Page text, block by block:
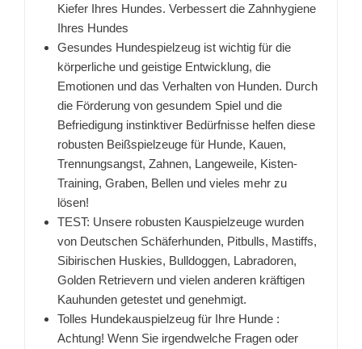
Kiefer Ihres Hundes. Verbessert die Zahnhygiene
Ihres Hundes
Gesundes Hundespielzeug ist wichtig für die
körperliche und geistige Entwicklung, die
Emotionen und das Verhalten von Hunden. Durch
die Förderung von gesundem Spiel und die
Befriedigung instinktiver Bedürfnisse helfen diese
robusten Beißspielzeuge für Hunde, Kauen,
Trennungsangst, Zahnen, Langeweile, Kisten-
Training, Graben, Bellen und vieles mehr zu
lösen!
TEST: Unsere robusten Kauspielzeuge wurden
von Deutschen Schäferhunden, Pitbulls, Mastiffs,
Sibirischen Huskies, Bulldoggen, Labradoren,
Golden Retrievern und vielen anderen kräftigen
Kauhunden getestet und genehmigt.
Tolles Hundekauspielzeug für Ihre Hunde :
Achtung! Wenn Sie irgendwelche Fragen oder